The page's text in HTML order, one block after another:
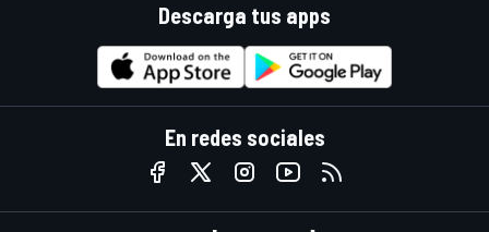
Descarga tus apps
En redes sociales